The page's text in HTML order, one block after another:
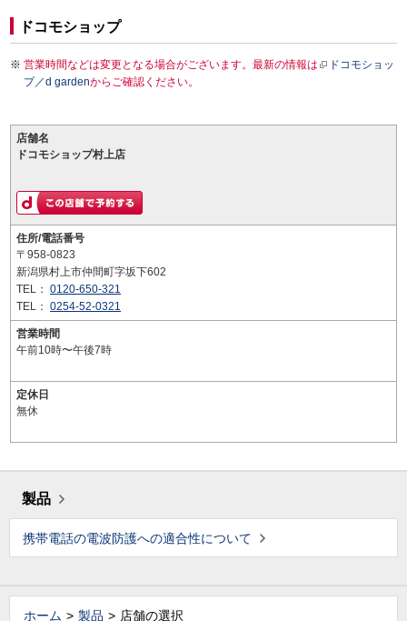
ドコモショップ
営業時間などは変更となる場合がございます。最新の情報は
ドコモショッ
プ／d gardenからご確認ください。
店舗名
ドコモショップ村上店
住所/電話番号
〒958-0823
新潟県村上市仲間町字坂下602
TEL： 0120-650-321
TEL： 0254-52-0321
営業時間
午前10時〜午後7時
定休日
無休
製品
携帯電話の電波防護への適合性について
ホーム 製品 店舗の選択